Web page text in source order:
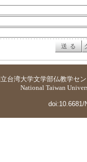
立台湾大学文学部仏教学セ
National Taiwan
doi:10.6681/